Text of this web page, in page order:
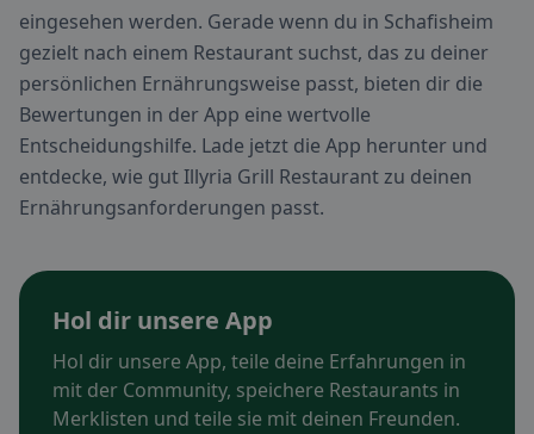
eingesehen werden. Gerade wenn du in Schafisheim
gezielt nach einem Restaurant suchst, das zu deiner
persönlichen Ernährungsweise passt, bieten dir die
Bewertungen in der App eine wertvolle
Entscheidungshilfe. Lade jetzt die App herunter und
entdecke, wie gut Illyria Grill Restaurant zu deinen
Ernährungsanforderungen passt.
Hol dir unsere App
Hol dir unsere App, teile deine Erfahrungen in
mit der Community, speichere Restaurants in
Merklisten und teile sie mit deinen Freunden.